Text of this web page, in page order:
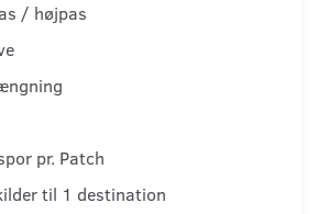
/ højpas
pr. Patch
til 1 destination